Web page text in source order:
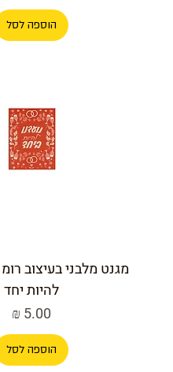
הוספה לסל
מגנט מלבני בעיצוב
להיות יחד
מחיר
הוספה לסל